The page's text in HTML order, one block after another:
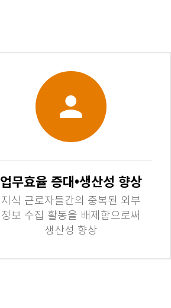
업무효율 증대•생산성 향상
지식 근로자들간의 중복된 외부
정보 수집 활동을 배제함으로써
생산성 향상